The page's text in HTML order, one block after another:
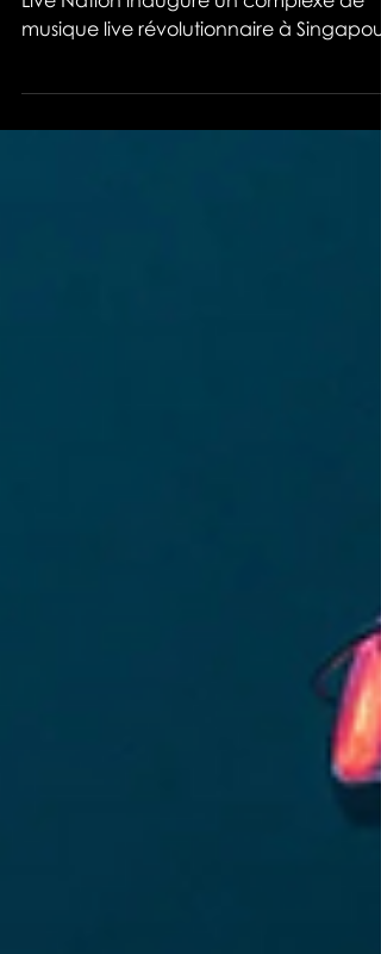
Singapour
musique live révolutionnaire à